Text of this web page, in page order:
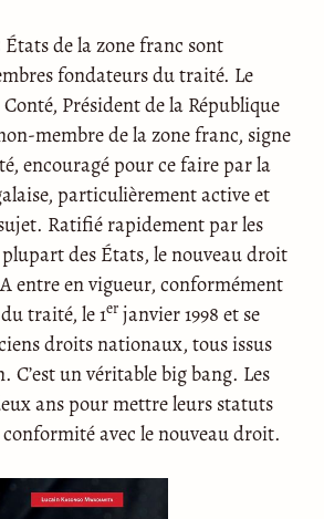
États de la zone franc sont
fondateurs du traité. Le
Président de la République
membre de la zone franc, signe
encouragé pour ce faire par la
particulièrement active et
Ratifié rapidement par les
des États, le nouveau droit
entre en vigueur, conformément
traité, le 1er janvier 1998 et se
droits nationaux, tous issus
C’est un véritable big bang. Les
ans pour mettre leurs statuts
avec le nouveau droit.